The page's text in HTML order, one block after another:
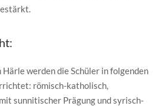
Härle werden die Schüler in folgenden
römisch-katholisch,
sunnitischer Prägung und syrisch-